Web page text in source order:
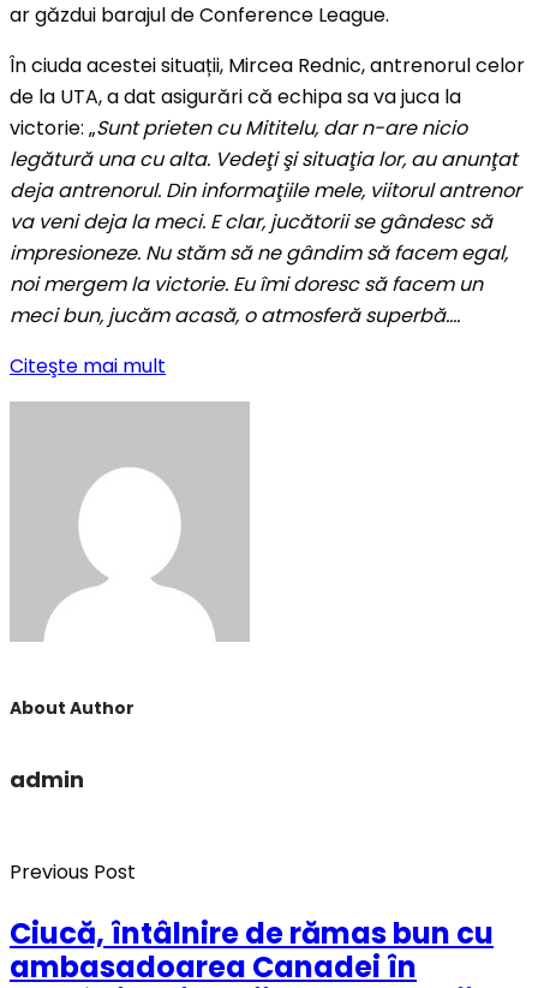
ar găzdui barajul de Conference League.
În ciuda acestei situații, Mircea Rednic, antrenorul celor
de la UTA, a dat asigurări că echipa sa va juca la
victorie: „Sunt prieten cu Mititelu, dar n-are nicio
legătură una cu alta. Vedeţi şi situaţia lor, au anunţat
deja antrenorul. Din informaţiile mele, viitorul antrenor
va veni deja la meci. E clar, jucătorii se gândesc să
impresioneze. Nu stăm să ne gândim să facem egal,
noi mergem la victorie. Eu îmi doresc să facem un
meci bun, jucăm acasă, o atmosferă superbă….
Citeşte mai mult
About Author
admin
Previous Post
Ciucă, întâlnire de rămas bun cu
ambasadoarea Canadei în